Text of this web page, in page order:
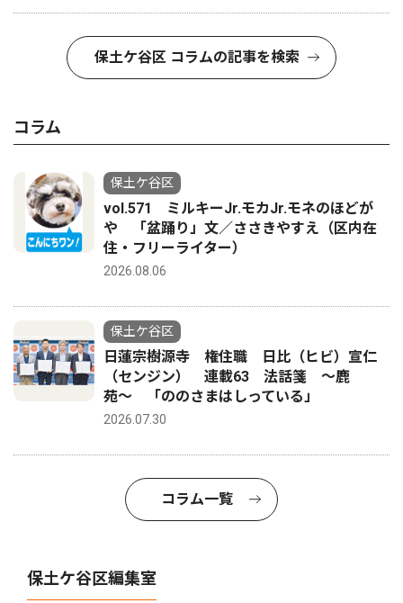
保土ケ谷区 コラムの記事を検索
コラム
保土ケ谷区
vol.571 ミルキーJr.モカJr.モネのほどが
や 「盆踊り」文／ささきやすえ（区内在
住・フリーライター）
2026.08.06
保土ケ谷区
日蓮宗樹源寺 権住職 日比（ヒビ）宣仁
（センジン） 連載63 法話箋 〜鹿
苑〜 「ののさまはしっている」
2026.07.30
コラム一覧
保土ケ谷区編集室